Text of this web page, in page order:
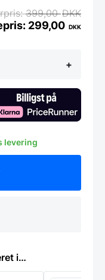
+
399,00DKK
299,00 DKK
levering
i…